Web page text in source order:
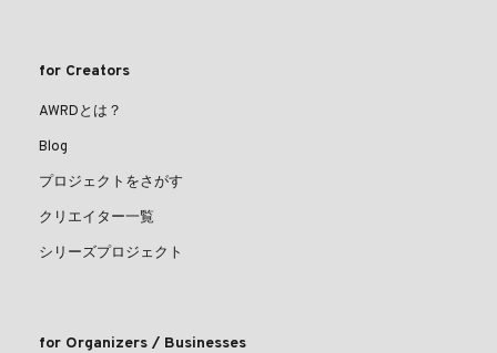
for Creators
AWRDとは？
Blog
プロジェクトをさがす
クリエイター一覧
シリーズプロジェクト
for Organizers / Businesses